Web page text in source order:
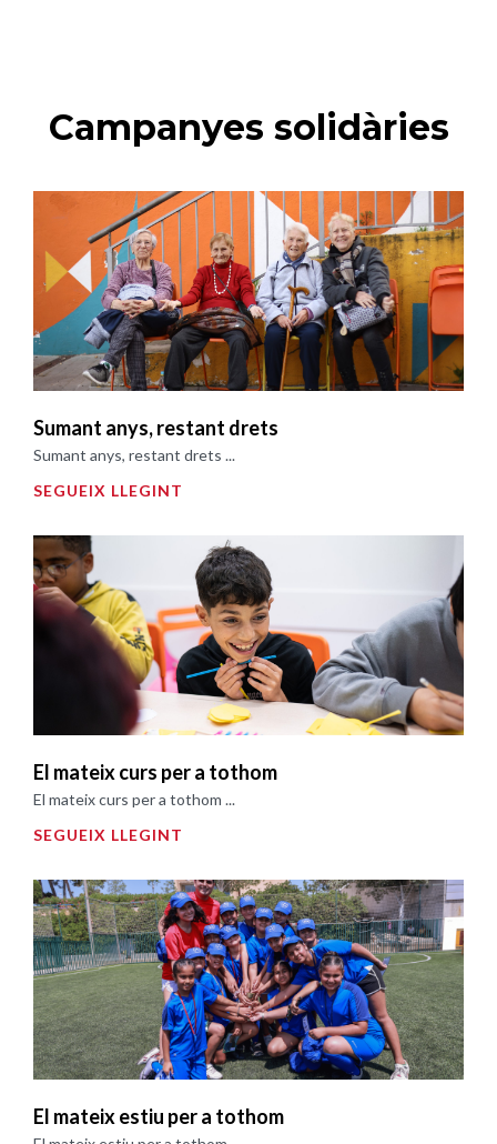
Campanyes solidàries
Sumant anys, restant drets
Sumant anys, restant drets ...
SEGUEIX LLEGINT
El mateix curs per a tothom
El mateix curs per a tothom ...
SEGUEIX LLEGINT
El mateix estiu per a tothom